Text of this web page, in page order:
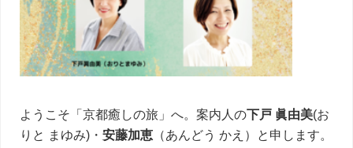
バ
ー
ようこそ「京都癒しの旅」へ。案内人の下戸 眞由美(お
りと まゆみ)・ 安藤加恵 （あんどう かえ）と申します。